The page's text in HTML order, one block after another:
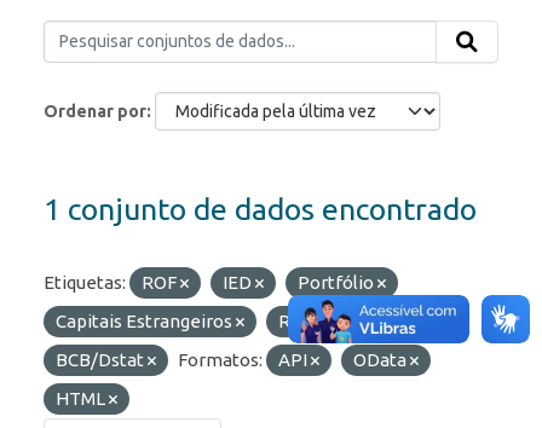
Ordenar por
1 conjunto de dados encontrado
Etiquetas: ROF IED
Portfólio
Capitais Estrangeiros
RDE
Organizações:
BCB/Dstat
Formatos: API
OData
HTML